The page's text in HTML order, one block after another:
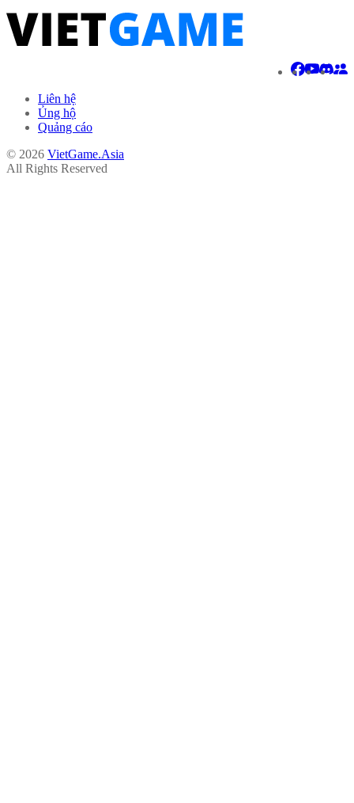
Liên hệ
Ủng hộ
Quảng cáo
© 2026 VietGame.Asia
All Rights Reserved